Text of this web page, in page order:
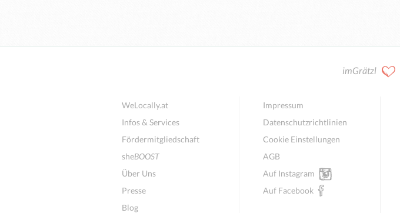
imGrätzl
WeLocally.at
Infos & Services
Fördermitgliedschaft
sheBOOST
Über Uns
Presse
Blog
Impressum
Datenschutzrichtlinien
Cookie Einstellungen
AGB
Auf Instagram
Auf Facebook